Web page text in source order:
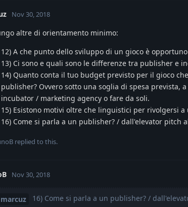
Nov 30, 2018
altre di orientamento minimo:
12) A che punto dello sviluppo di un gioco è
13) Ci sono e quali sono le differenze tra publisher e
14) Quanto conta il tuo budget previsto per il gioco
publisher? Ovvero sotto una soglia di spesa prevista,
incubator / marketing agency o fare da soli.
15) Esistono motivi oltre che linguistici per rivolgersi
16) Come si parla a un publisher? / dall'elevator pitch
replied to this.
Nov 30, 2018
marcuz 16) Come si parla a un publisher? /